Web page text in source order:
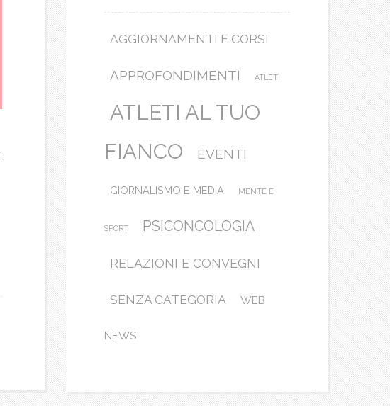
AGGIORNAMENTI E CORSI
APPROFONDIMENTI ATLETI
ATLETI AL TUO
FIANCO
EVENTI
GIORNALISMO E MEDIA MENTE E
SPORT PSICONCOLOGIA
RELAZIONI E CONVEGNI
SENZA CATEGORIA WEB
NEWS